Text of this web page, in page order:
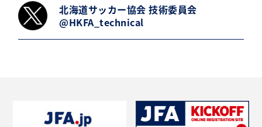
北海道サッカー協会 技術委員会
@HKFA_technical